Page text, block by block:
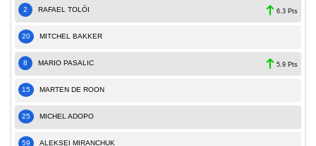
2 RAFAEL TOLÓI 6.3 Pts
20 MITCHEL BAKKER
8 MARIO PASALIC 5.9 Pts
15 MARTEN DE ROON
25 MICHEL ADOPO
59 ALEKSEI MIRANCHUK